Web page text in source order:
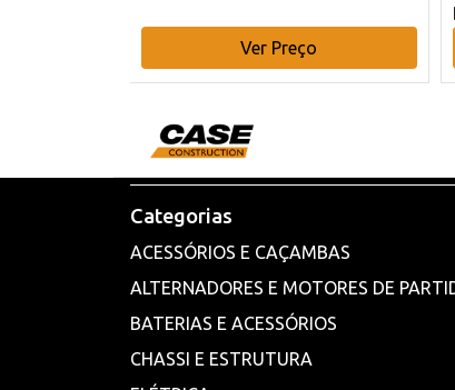
Ver Preço
Categorias
ACESSÓRIOS E CAÇAMBAS
ALTERNADORES E MOTORES DE
BATERIAS E ACESSÓRIOS
CHASSI E ESTRUTURA